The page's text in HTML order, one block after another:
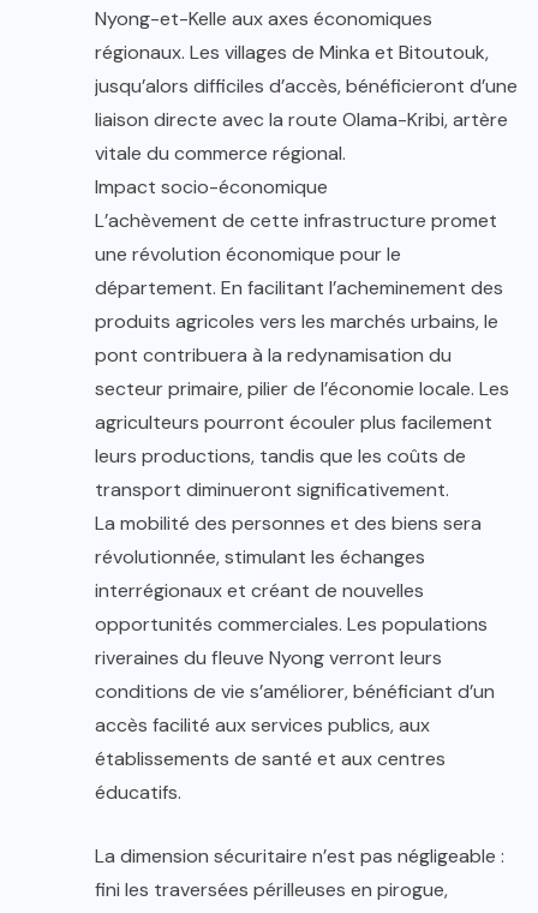
Nyong-et-Kelle aux axes économiques
régionaux. Les villages de Minka et Bitoutouk,
jusqu’alors difficiles d’accès, bénéficieront d’une
liaison directe avec la route Olama-Kribi, artère
vitale du commerce régional.
Impact socio-économique
L’achèvement de cette infrastructure promet
une révolution économique pour le
département. En facilitant l’acheminement des
produits agricoles vers les marchés urbains, le
pont contribuera à la redynamisation du
secteur primaire, pilier de l’économie locale. Les
agriculteurs pourront écouler plus facilement
leurs productions, tandis que les coûts de
transport diminueront significativement.
La mobilité des personnes et des biens sera
révolutionnée, stimulant les échanges
interrégionaux et créant de nouvelles
opportunités commerciales. Les populations
riveraines du fleuve Nyong verront leurs
conditions de vie s’améliorer, bénéficiant d’un
accès facilité aux services publics, aux
établissements de santé et aux centres
éducatifs.
La dimension sécuritaire n’est pas négligeable :
fini les traversées périlleuses en pirogue,